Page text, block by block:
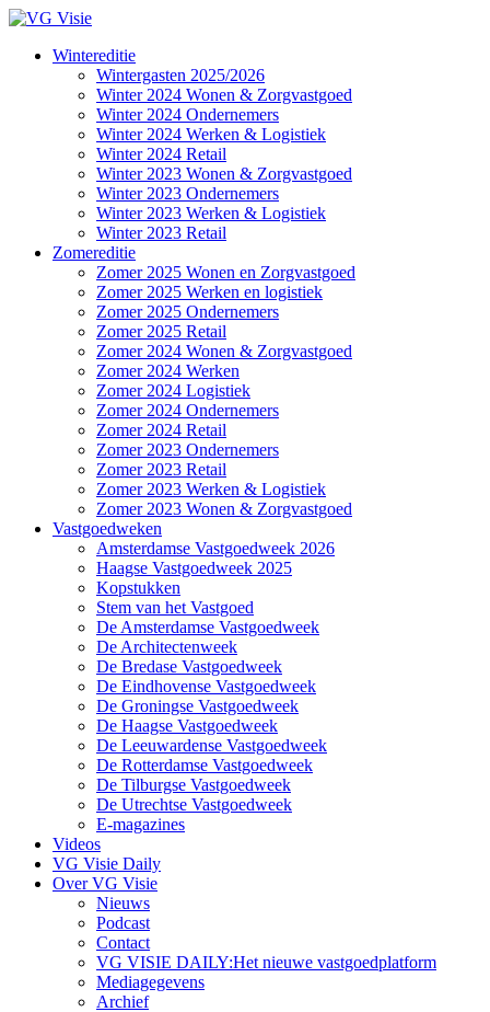
Wintereditie
Wintergasten 2025/2026
Winter 2024 Wonen & Zorgvastgoed
Winter 2024 Ondernemers
Winter 2024 Werken & Logistiek
Winter 2024 Retail
Winter 2023 Wonen & Zorgvastgoed
Winter 2023 Ondernemers
Winter 2023 Werken & Logistiek
Winter 2023 Retail
Zomereditie
Zomer 2025 Wonen en Zorgvastgoed
Zomer 2025 Werken en logistiek
Zomer 2025 Ondernemers
Zomer 2025 Retail
Zomer 2024 Wonen & Zorgvastgoed
Zomer 2024 Werken
Zomer 2024 Logistiek
Zomer 2024 Ondernemers
Zomer 2024 Retail
Zomer 2023 Ondernemers
Zomer 2023 Retail
Zomer 2023 Werken & Logistiek
Zomer 2023 Wonen & Zorgvastgoed
Vastgoedweken
Amsterdamse Vastgoedweek 2026
Haagse Vastgoedweek 2025
Kopstukken
Stem van het Vastgoed
De Amsterdamse Vastgoedweek
De Architectenweek
De Bredase Vastgoedweek
De Eindhovense Vastgoedweek
De Groningse Vastgoedweek
De Haagse Vastgoedweek
De Leeuwardense Vastgoedweek
De Rotterdamse Vastgoedweek
De Tilburgse Vastgoedweek
De Utrechtse Vastgoedweek
E-magazines
Videos
VG Visie Daily
Over VG Visie
Nieuws
Podcast
Contact
VG VISIE DAILY:Het nieuwe vastgoedplatform
Mediagegevens
Archief